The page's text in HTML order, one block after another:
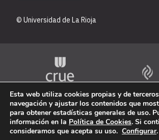
© Universidad de La Rioja
Esta web utiliza cookies propias y de
navegación y ajustar los contenidos que
para obtener estadísticas generales de uso.
información en la Política de Cookies. Si
consideramos que acepta su uso. Configurar.